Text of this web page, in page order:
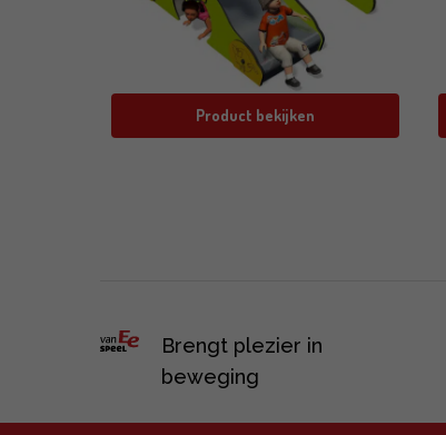
Product bekijken
Brengt plezier in
beweging